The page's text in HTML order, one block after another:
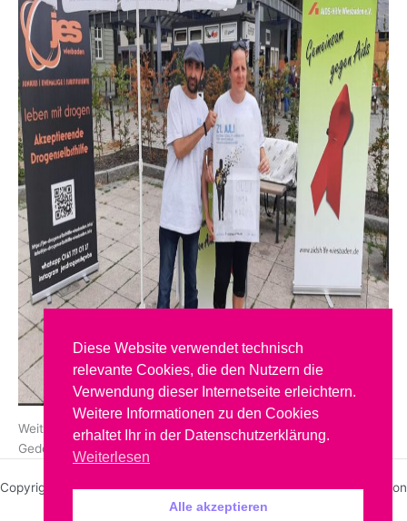
Weitere Veranstaltungen findet Ihr auf der JES
Gedenktagsseite:
Copyright © 2026 JES Drogenselbsthilfe Wiesbaden | Präsentiert von
Astra-WordPress-Theme
Diese Website verwendet technisch
relevante Cookies, die den Nutzern die
Verwendung dieser Internetseite erleichtern.
Weitere Informationen zu den Cookies
erhaltet Ihr in der Datenschutzerklärung.
Weiterlesen
Alle akzeptieren